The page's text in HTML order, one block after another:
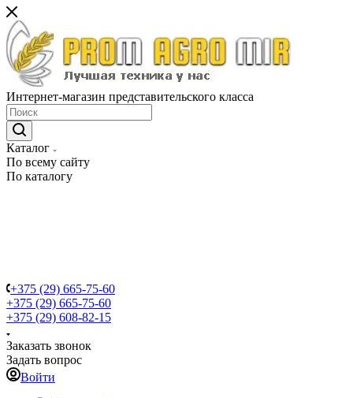
Интернет-магазин представительского класса
Каталог
По всему сайту
По каталогу
+375 (29) 665-75-60
+375 (29) 665-75-60
+375 (29) 608-82-15
Заказать звонок
Задать вопрос
Войти